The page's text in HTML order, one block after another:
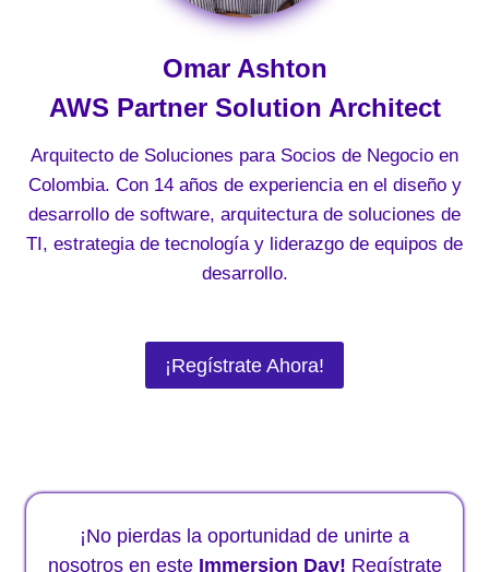
Omar Ashton
AWS Partner Solution Architect
Arquitecto de Soluciones para Socios de Negocio en
Colombia. Con 14 años de experiencia en el diseño y
desarrollo de software, arquitectura de soluciones de
TI, estrategia de tecnología y liderazgo de equipos de
desarrollo.
¡Regístrate Ahora!
¡No pierdas la oportunidad de unirte a
nosotros en esteImmersion Day! Regístrate